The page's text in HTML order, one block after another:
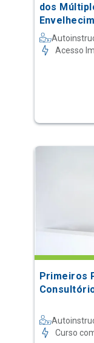
dos
Acesso
Primeiros
Curso